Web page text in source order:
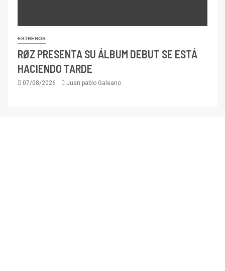
ESTRENOS
RØZ PRESENTA SU ÁLBUM DEBUT SE ESTÁ
HACIENDO TARDE
07/08/2026 Juan pablo Galeano